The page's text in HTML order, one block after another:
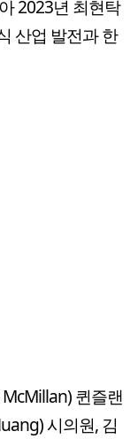
2023년 최현탁
산업 발전과 한
퀸즐랜
시의원, 김